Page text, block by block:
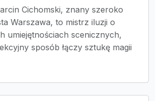
Cichomski, znany szeroko
Warszawa, to mistrz iluzji o
umiejętnościach scenicznych,
sposób łączy sztukę magii